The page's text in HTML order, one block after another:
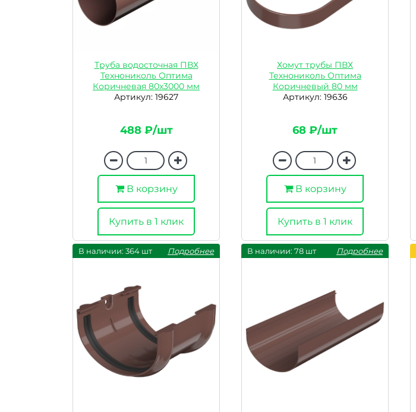
Труба водосточная ПВХ
Технониколь Оптима
Коричневая 80х3000 мм
Артикул: 19627
488 ₽/шт
В корзину
Купить в 1 клик
Хомут трубы ПВХ
Технониколь Оптима
Коричневый 80 мм
Артикул: 19636
68 ₽/шт
В корзину
Купить в 1 клик
В наличии: 364 шт Подробнее В наличии: 78 шт Подробнее